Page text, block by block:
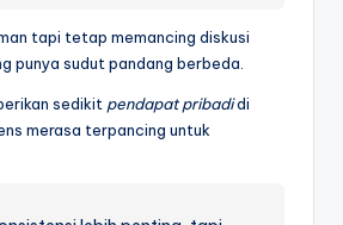
tapi tetap memancing diskusi
punya sudut pandang berbeda.
sedikit pendapat pribadidi
merasa terpancing untuk